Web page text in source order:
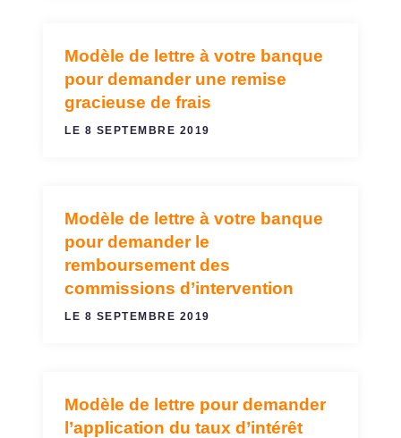
AGIOS, FRAIS ET COMMISSIONS
Modèle de lettre à votre banque
pour demander une remise
gracieuse de frais
LE 8 SEPTEMBRE 2019
AGIOS, FRAIS ET COMMISSIONS
Modèle de lettre à votre banque
pour demander le
remboursement des
commissions d’intervention
LE 8 SEPTEMBRE 2019
AGIOS, FRAIS ET COMMISSIONS
Modèle de lettre pour demander
l’application du taux d’intérêt